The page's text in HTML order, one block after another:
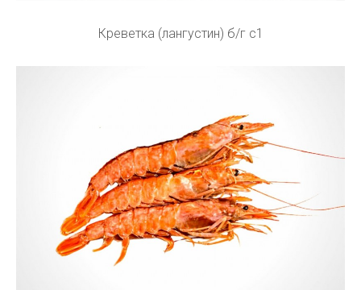
Креветка (лангустин) б/г с1